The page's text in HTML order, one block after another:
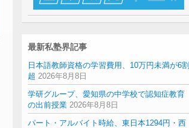
最新私塾界記事
日本語教師資格の学習費用、10万円未満が6割
超 2026年8月8日
学研グループ、愛知県の中学校で認知症教育
の出前授業 2026年8月8日
パート・アルバイト時給、東日本1294円・西